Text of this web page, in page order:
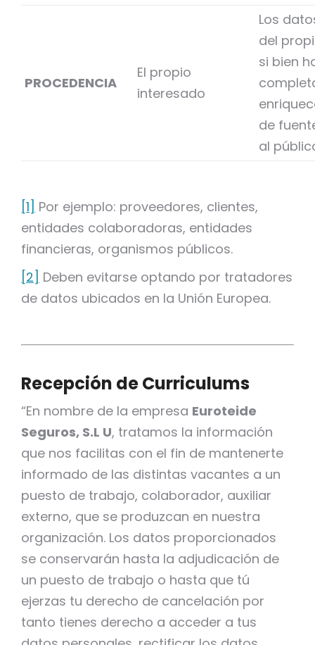
PROCEDENCIA
El propio
interesado
Los
del
si bien
de
al
[1] Por ejemplo: proveedores, clientes,
entidades colaboradoras, entidades
financieras, organismos públicos.
[2] Deben evitarse optando por tratadores
de datos ubicados en la Unión Europea.
Recepción de Curriculums
“En nombre de la empresa Euroteide
Seguros, S.L U, tratamos la información
que nos facilitas con el fin de mantenerte
informado de las distintas vacantes a un
puesto de trabajo, colaborador, auxiliar
externo, que se produzcan en nuestra
organización. Los datos proporcionados
se conservarán hasta la adjudicación de
un puesto de trabajo o hasta que tú
ejerzas tu derecho de cancelación por
tanto tienes derecho a acceder a tus